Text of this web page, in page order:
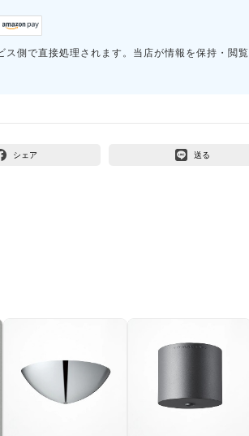
側で直接処理されます。当店が情報を保持・閲覧
シェア 送る